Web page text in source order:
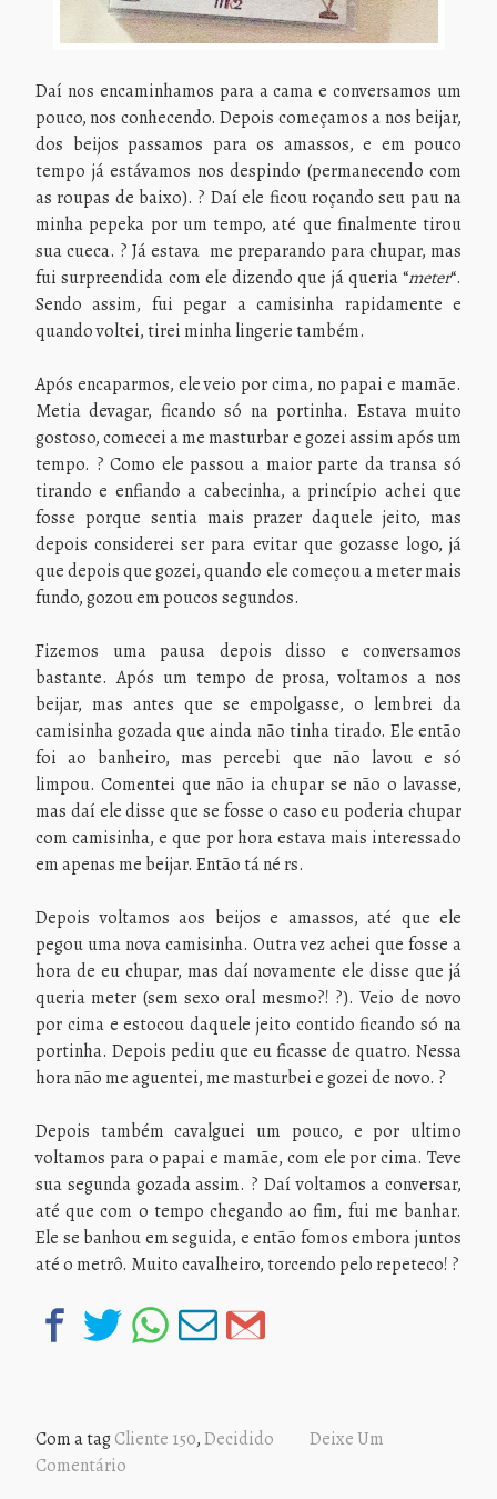
Daí nos encaminhamos para a cama e conversamos um
pouco, nos conhecendo. Depois começamos a nos beijar,
dos beijos passamos para os amassos, e em pouco
tempo já estávamos nos despindo (permanecendo com
as roupas de baixo). ? Daí ele ficou roçando seu pau na
minha pepeka por um tempo, até que finalmente tirou
sua cueca. ? Já estava me preparando para chupar, mas
fui surpreendida com ele dizendo que já queria “meter“.
Sendo assim, fui pegar a camisinha rapidamente e
quando voltei, tirei minha lingerie também.
Após encaparmos, ele veio por cima, no papai e mamãe.
Metia devagar, ficando só na portinha. Estava muito
gostoso, comecei a me masturbar e gozei assim após um
tempo. ? Como ele passou a maior parte da transa só
tirando e enfiando a cabecinha, a princípio achei que
fosse porque sentia mais prazer daquele jeito, mas
depois considerei ser para evitar que gozasse logo, já
que depois que gozei, quando ele começou a meter mais
fundo, gozou em poucos segundos.
Fizemos uma pausa depois disso e conversamos
bastante. Após um tempo de prosa, voltamos a nos
beijar, mas antes que se empolgasse, o lembrei da
camisinha gozada que ainda não tinha tirado. Ele então
foi ao banheiro, mas percebi que não lavou e só
limpou. Comentei que não ia chupar se não o lavasse,
mas daí ele disse que se fosse o caso eu poderia chupar
com camisinha, e que por hora estava mais interessado
em apenas me beijar. Então tá né rs.
Depois voltamos aos beijos e amassos, até que ele
pegou uma nova camisinha. Outra vez achei que fosse a
hora de eu chupar, mas daí novamente ele disse que já
queria meter (sem sexo oral mesmo?! ?). Veio de novo
por cima e estocou daquele jeito contido ficando só na
portinha. Depois pediu que eu ficasse de quatro. Nessa
hora não me aguentei, me masturbei e gozei de novo. ?
Depois também cavalguei um pouco, e por ultimo
voltamos para o papai e mamãe, com ele por cima. Teve
sua segunda gozada assim. ? Daí voltamos a conversar,
até que com o tempo chegando ao fim, fui me banhar.
Ele se banhou em seguida, e então fomos embora juntos
até o metrô. Muito cavalheiro, torcendo pelo repeteco! ?
Com a tagCliente 150,Decidido
Deixe Um
Comentário